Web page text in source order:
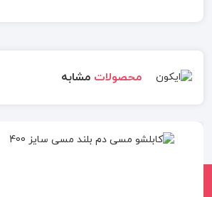
محصولات مشابه